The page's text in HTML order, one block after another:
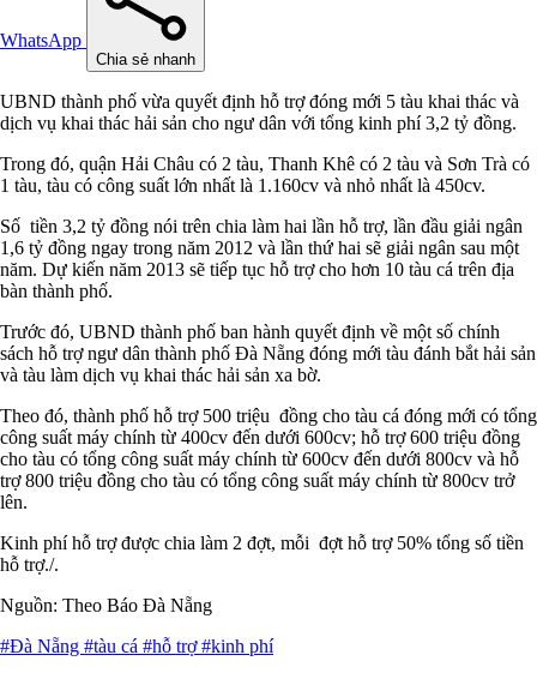
WhatsApp
Chia sẻ nhanh
UBND thành phố vừa quyết định hỗ trợ đóng mới 5 tàu khai thác và
dịch vụ khai thác hải sản cho ngư dân với tổng kinh phí 3,2 tỷ đồng.
Trong đó, quận Hải Châu có 2 tàu, Thanh Khê có 2 tàu và Sơn Trà có
1 tàu, tàu có công suất lớn nhất là 1.160cv và nhỏ nhất là 450cv.
Số tiền 3,2 tỷ đồng nói trên chia làm hai lần hỗ trợ, lần đầu giải ngân
1,6 tỷ đồng ngay trong năm 2012 và lần thứ hai sẽ giải ngân sau một
năm. Dự kiến năm 2013 sẽ tiếp tục hỗ trợ cho hơn 10 tàu cá trên địa
bàn thành phố.
Trước đó, UBND thành phố ban hành quyết định về một số chính
sách hỗ trợ ngư dân thành phố Đà Nẵng đóng mới tàu đánh bắt hải sản
và tàu làm dịch vụ khai thác hải sản xa bờ.
Theo đó, thành phố hỗ trợ 500 triệu đồng cho tàu cá đóng mới có tổng
công suất máy chính từ 400cv đến dưới 600cv; hỗ trợ 600 triệu đồng
cho tàu có tổng công suất máy chính từ 600cv đến dưới 800cv và hỗ
trợ 800 triệu đồng cho tàu có tổng công suất máy chính từ 800cv trở
lên.
Kinh phí hỗ trợ được chia làm 2 đợt, mỗi đợt hỗ trợ 50% tổng số tiền
hỗ trợ./.
Nguồn: Theo Báo Đà Nẵng
#Đà Nẵng #tàu cá #hỗ trợ#kinh phí